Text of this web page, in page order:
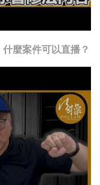
麼案件可以直播？